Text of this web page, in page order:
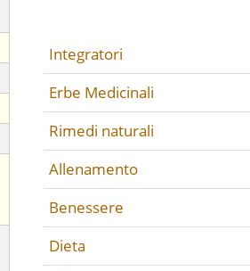
Integratori
Erbe Medicinali
Rimedi naturali
Allenamento
Benessere
Dieta